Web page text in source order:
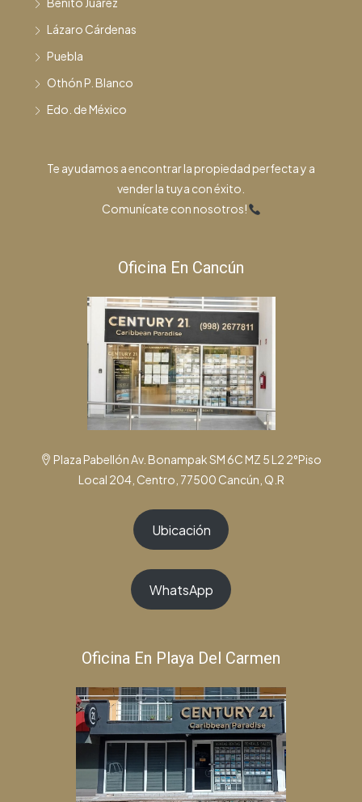
Lázaro Cárdenas
Puebla
Othón P. Blanco
Edo. de México
Te ayudamos a encontrar la propiedad perfecta y a
vender la tuya con éxito.
Comunícate con nosotros!
Oficina En Cancún
Plaza Pabellón Av. Bonampak SM 6C MZ 5 L2 2°Piso
Local 204, Centro, 77500 Cancún, Q.R
Ubicación
WhatsApp
Oficina En Playa Del Carmen